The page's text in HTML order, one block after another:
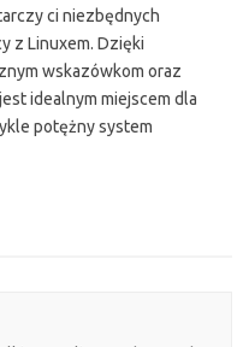
ci niezbędnych
z Linuxem. Dzięki
wskazówkom oraz
idealnym miejscem dla
potężny system